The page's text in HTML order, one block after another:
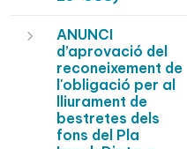
ANUNCI
d’aprovació del
reconeixement de
l'obligació per al
lliurament de
bestretes dels
fons del Pla